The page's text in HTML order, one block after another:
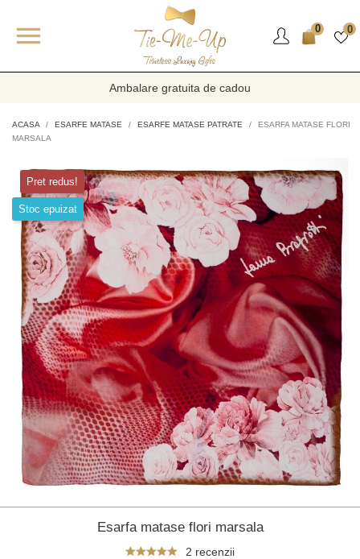
 0 0
Ambalare gratuita de cadou
ACASA ESARFE MATASE ESARFE MATASE PATRATE
ESARFA MATASE FLORI
MARSALA
Pret redus!
Stoc epuizat
Esarfa matase flori marsala
2 recenzii